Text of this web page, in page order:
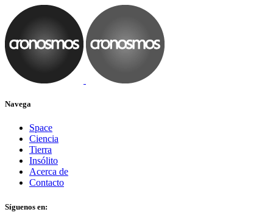
Navega
Space
Ciencia
Tierra
Insólito
Acerca de
Contacto
Síguenos en: